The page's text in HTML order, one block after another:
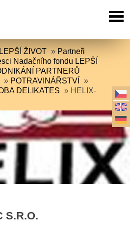
ŽIVOT » Partneři
Nadačního fondu LEPŠÍ
PARTNERŮ
» POTRAVINÁŘSTVÍ
»
DELIKATES » HELIX-
S.R.O.